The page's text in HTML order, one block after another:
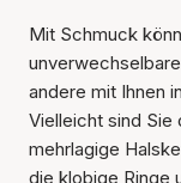
Mit Schmuck
andere mit Ihnen
Vielleicht sind Sie
mehrlagige
die klobige Ringe